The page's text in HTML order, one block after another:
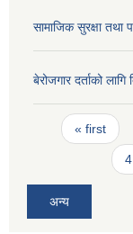
सामाजिक सुरक्षा
बेरोजगार दर्ताको
Pages
« first
4
अन्य